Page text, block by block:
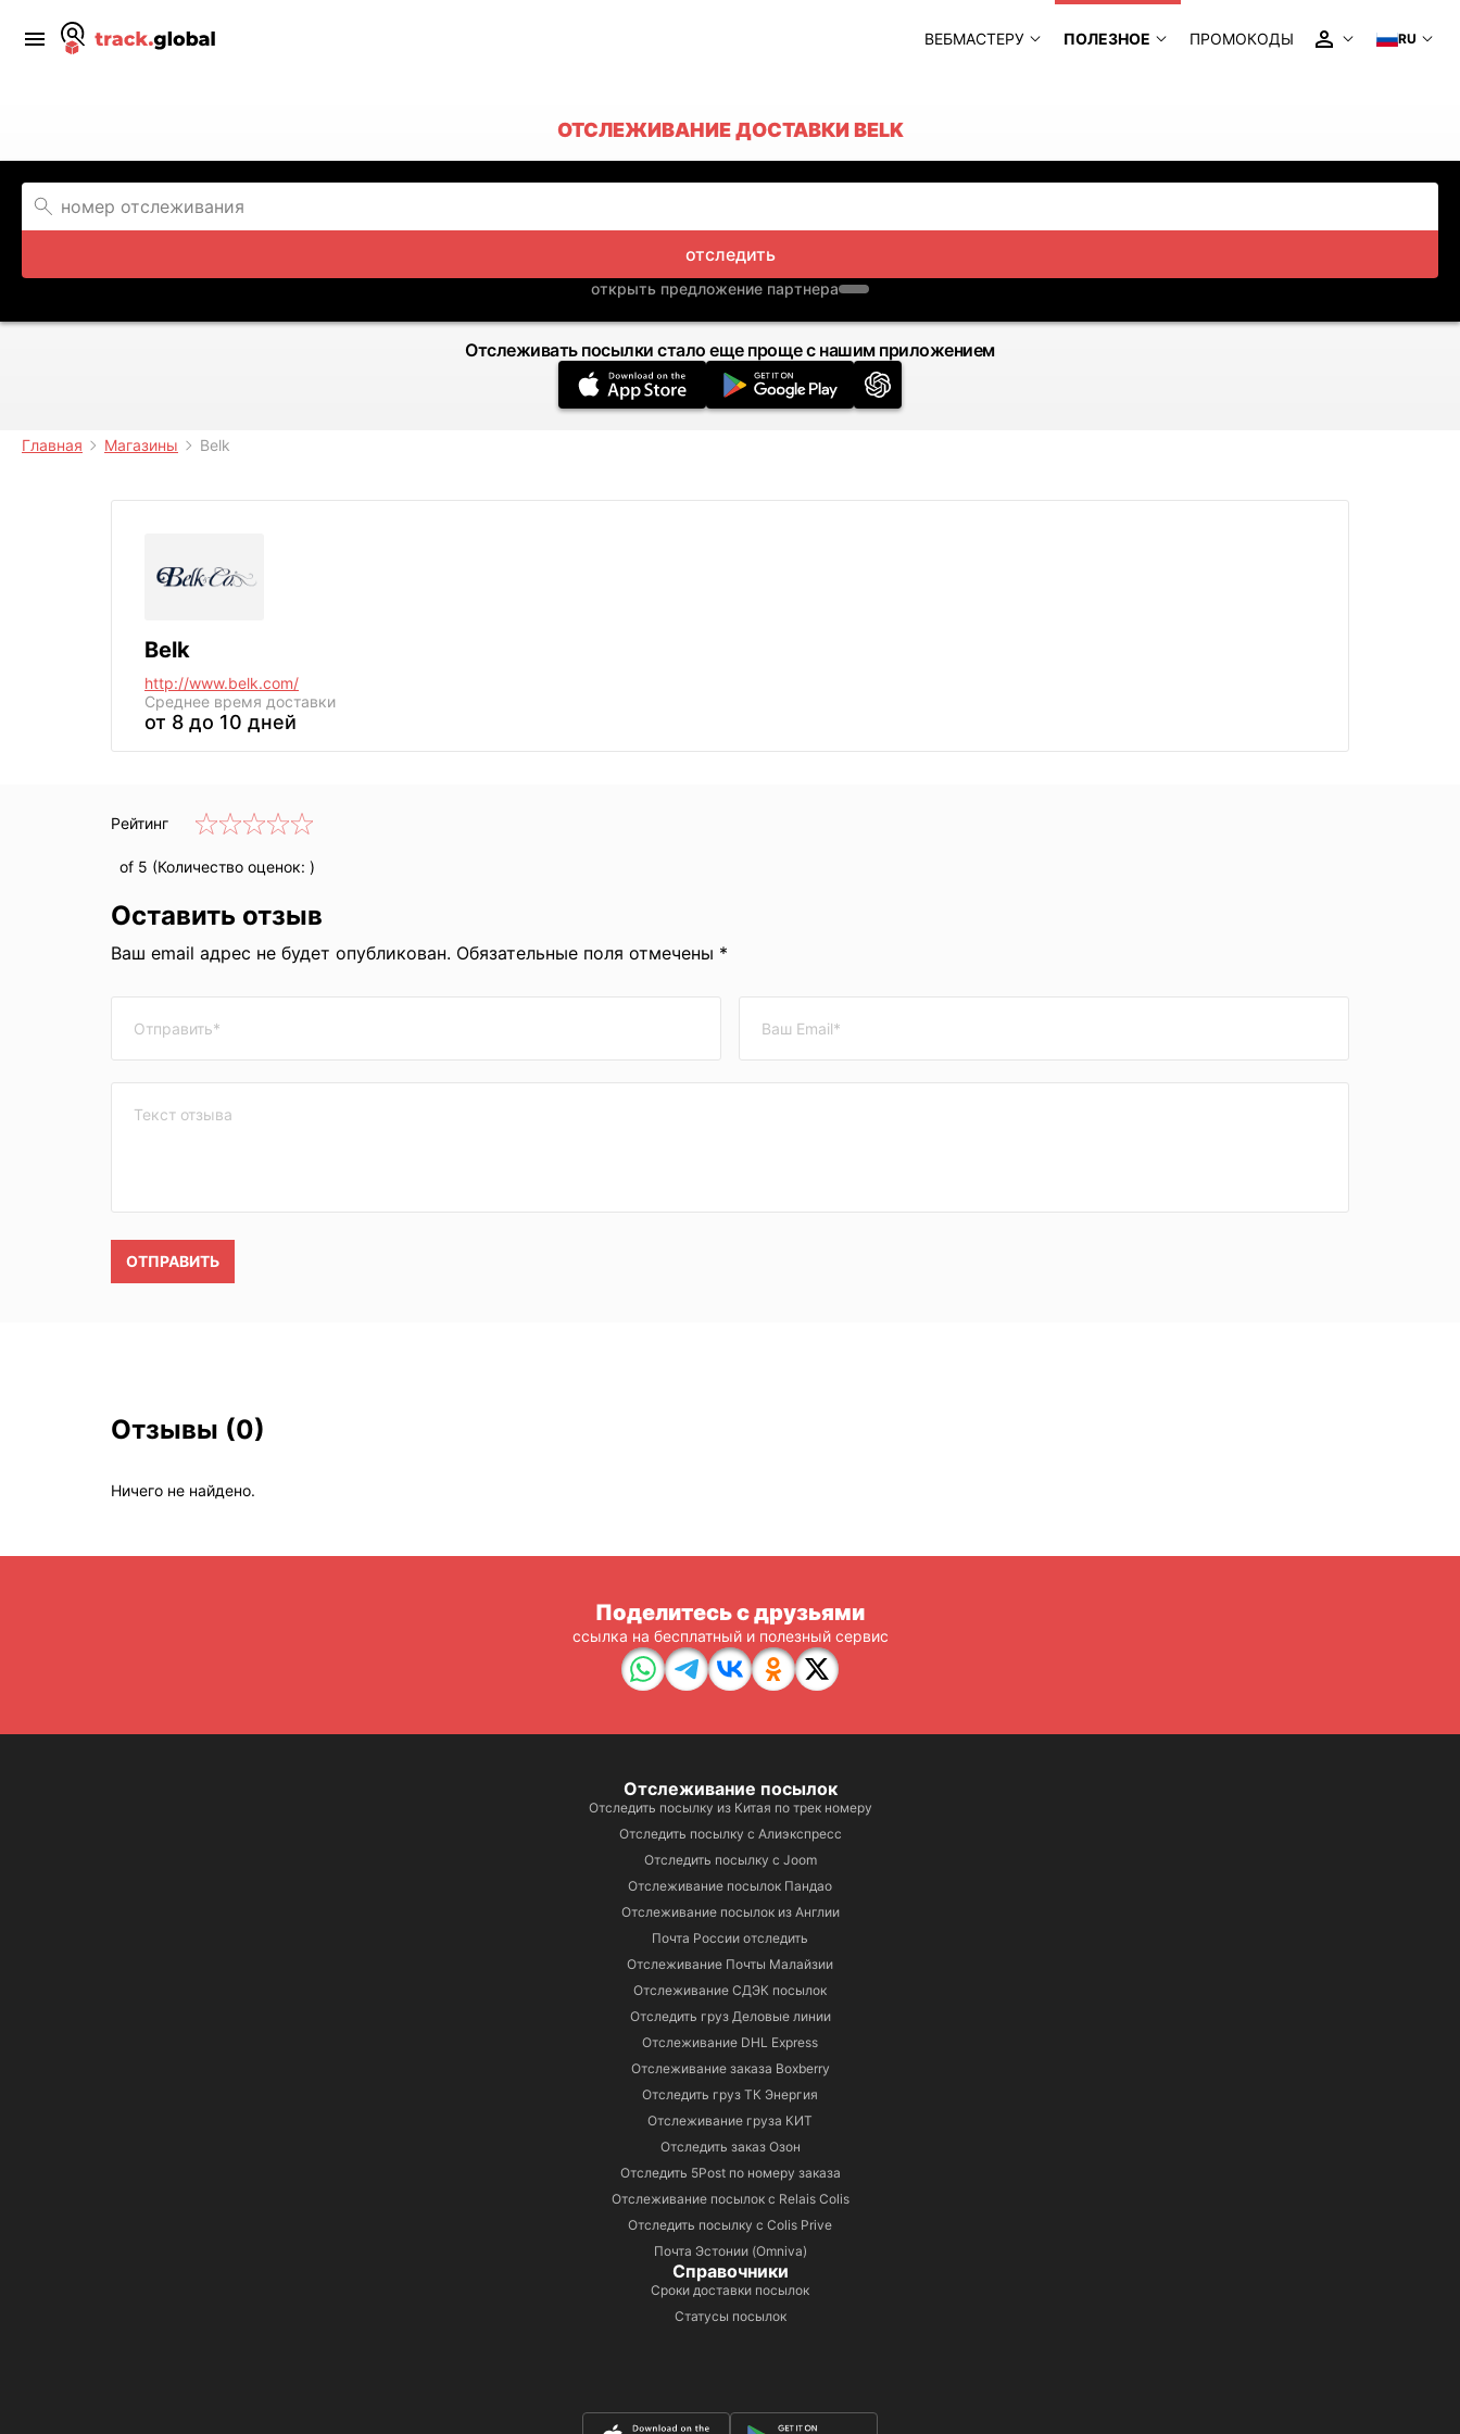
ВЕБМАСТЕРУ ПОЛЕЗНОЕ ПРОМОКОДЫ RU
ОТСЛЕЖИВАНИЕ ДОСТАВКИ BELK
отследить
открыть предложение партнера
Отслеживать посылки стало еще проще с нашим приложением
Главная Магазины Belk
Belk
http://www.belk.com/
Среднее время доставки
от 8 до 10 дней
Рейтинг
of 5 (Количество оценок: )
Оставить отзыв
Ваш email адрес не будет опубликован. Обязательные поля отмечены *
ОТПРАВИТЬ
Отзывы (0)
Ничего не найдено.
Поделитесь с друзьями
ссылка на бесплатный и полезный сервис
Отслеживание посылок
Отследить посылку из Китая по трек номеру
Отследить посылку с Алиэкспресс
Отследить посылку с Joom
Отслеживание посылок Пандао
Отслеживание посылок из Англии
Почта России отследить
Отслеживание Почты Малайзии
Отслеживание СДЭК посылок
Отследить груз Деловые линии
Отслеживание DHL Express
Отслеживание заказа Boxberry
Отследить груз ТК Энергия
Отслеживание груза КИТ
Отследить заказ Озон
Отследить 5Post по номеру заказа
Отслеживание посылок с Relais Colis
Отследить посылку с Colis Prive
Почта Эстонии (Omniva)
Справочники
Сроки доставки посылок
Статусы посылок